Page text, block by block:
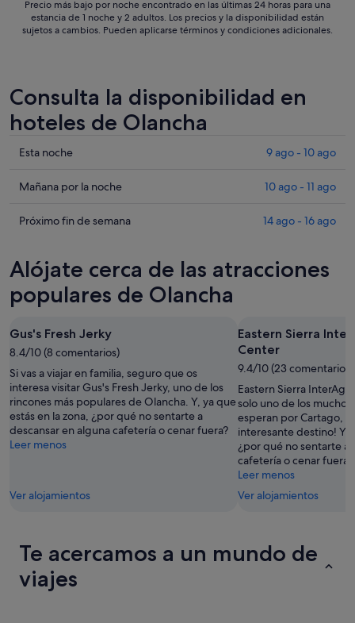
Precio más bajo por noche encontrado en las últimas 24 horas para una
estancia de 1 noche y 2 adultos. Los precios y la disponibilidad están
sujetos a cambios. Pueden aplicarse términos y condiciones adicionales.
Consulta la disponibilidad en
hoteles de Olancha
Comprueba
precios
Olancha
noche,
ago
10
ago
Esta noche 9 ago - 10 ago
Comprueba
precios
para
mañana
por
noche,
10
ago
-
11
ago
Mañana por la noche 10 ago - 11 ago
Comprueba
en
Olancha
para
próximo
fin
de
semana,
14
ago
-
16
Próximo fin de semana 14 ago - 16 ago
Alójate cerca de las atracciones
populares de Olancha
Gus's Fresh Jerky
8.4/10 (8 comentarios)
Si vas a viajar en familia, seguro que os
interesa visitar Gus's Fresh Jerky, uno de los
rincones más populares de Olancha. Y, ya que
estás en la zona, ¿por qué no sentarte a
descansar en alguna cafetería o cenar fuera?
Leer menos
Ver alojamientos
Eastern Sierra
Center
9.4/10 (23 comentarios)
Eastern Sierra
solo uno de los
esperan por Cartago,
interesante destino! Y,
¿por qué no sentarte a
cafetería o cenar fuera?
Leer menos
Ver alojamientos
Te acercamos a un mundo de
viajes